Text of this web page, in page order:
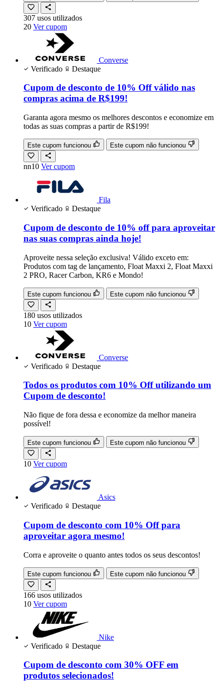
307 usos utilizados
20 Ver cupom
Converse
Verificado
Destaque
Cupom de desconto de 10% Off válido nas
compras acima de R$199!
Garanta agora mesmo os melhores descontos e economize em
todas as suas compras a partir de R$199!
Este cupom funcionou Este cupom não funcionou
nn10 Ver cupom
Fila
Verificado
Destaque
Cupom de desconto de 10% off para aproveitar
nas suas compras ainda hoje!
Aproveite nessa seleção exclusiva! Válido exceto em:
Produtos com tag de lançamento, Float Maxxi 2, Float Maxxi
2 PRO, Racer Carbon, KR6 e Mondo!
Este cupom funcionou Este cupom não funcionou
180 usos utilizados
10 Ver cupom
Converse
Verificado
Destaque
Todos os produtos com 10% Off utilizando um
Cupom de desconto!
Não fique de fora dessa e economize da melhor maneira
possível!
Este cupom funcionou Este cupom não funcionou
10 Ver cupom
Asics
Verificado
Destaque
Cupom de desconto com 10% Off para
aproveitar agora mesmo!
Corra e aproveite o quanto antes todos os seus descontos!
Este cupom funcionou Este cupom não funcionou
166 usos utilizados
10 Ver cupom
Nike
Verificado
Destaque
Cupom de desconto com 30% OFF em
produtos selecionados!